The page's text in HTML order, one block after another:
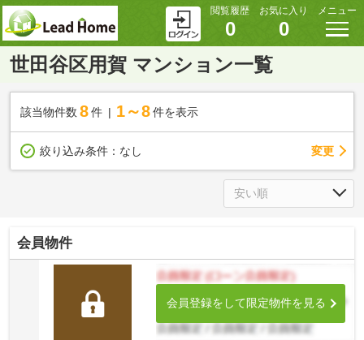
閲覧履歴
0
お気に入り
0
メニュー
世田谷区用賀 マンション一覧
該当物件数 8件 1～8 件を表示
絞り込み条件： なし 変更
会員物件
会員登録をして限定物件を見る